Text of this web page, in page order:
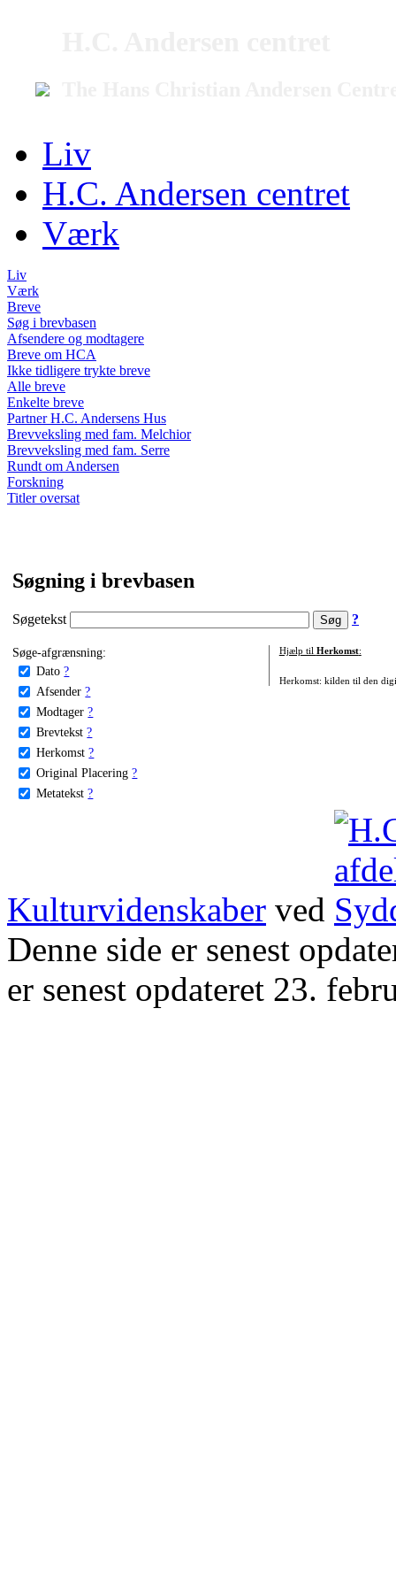
Liv
H.C. Andersen centret
Værk
Liv
Værk
Breve
Søg i brevbasen
Afsendere og modtagere
Breve om HCA
Ikke tidligere trykte breve
Alle breve
Enkelte breve
Partner H.C. Andersens Hus
Brevveksling med fam. Melchior
Brevveksling med fam. Serre
Rundt om Andersen
Forskning
Titler oversat
Søgning i brevbasen
Søgetekst ?
Søge-afgrænsning:
Dato ?
Afsender ?
Modtager ?
Brevtekst ?
Herkomst ?
Original Placering ?
Metatekst ?
Hjælp til Herkomst:
Herkomst: kilden til den
Kulturvidenskaber ved
Denne side er senest
er senest opdateret 23.